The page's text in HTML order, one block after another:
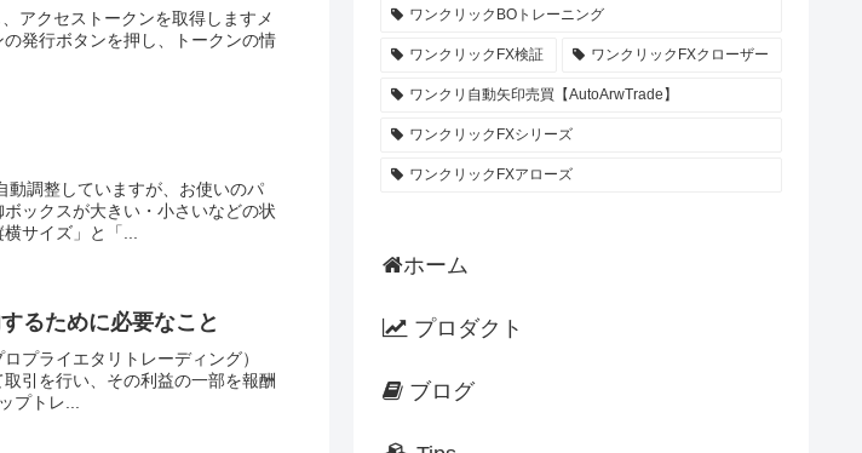
アクセストークンを取得しますメ
発行ボタンを押し、トークンの情
動調整していますが、お使いのパ
ックスが大きい・小さいなどの状
サイズ」と「...
るために必要なこと
プライエタリトレーディング）
引を行い、その利益の一部を報酬
プトレ...
ワンクリックBOトレーニング
ワンクリックFX検証 ワンクリックFXクローザー
ワンクリ自動矢印売買【AutoArwTrade】
ワンクリックFXシリーズ
ワンクリックFXアローズ
ホーム
プロダクト
ブログ